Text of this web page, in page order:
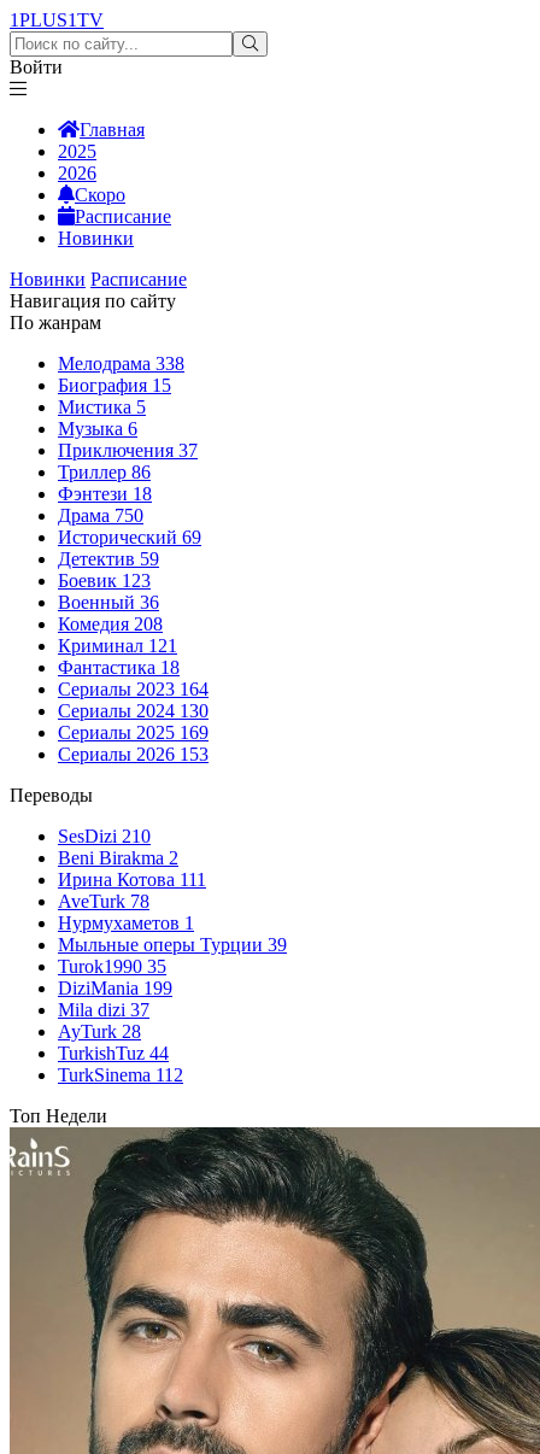
1PLUS1TV
Войти
Главная
2025
2026
Скоро
Расписание
Новинки
Новинки Расписание
Навигация по сайту
По жанрам
Мелодрама 338
Биография 15
Мистика 5
Музыка 6
Приключения 37
Триллер 86
Фэнтези 18
Драма 750
Исторический 69
Детектив 59
Боевик 123
Военный 36
Комедия 208
Криминал 121
Фантастика 18
Сериалы 2023 164
Сериалы 2024 130
Сериалы 2025 169
Сериалы 2026 153
Переводы
SesDizi 210
Beni Birakma 2
Ирина Котова 111
AveTurk 78
Нурмухаметов 1
Мыльные оперы Турции 39
Turok1990 35
DiziMania 199
Mila dizi 37
AyTurk 28
TurkishTuz 44
TurkSinema 112
Топ Недели